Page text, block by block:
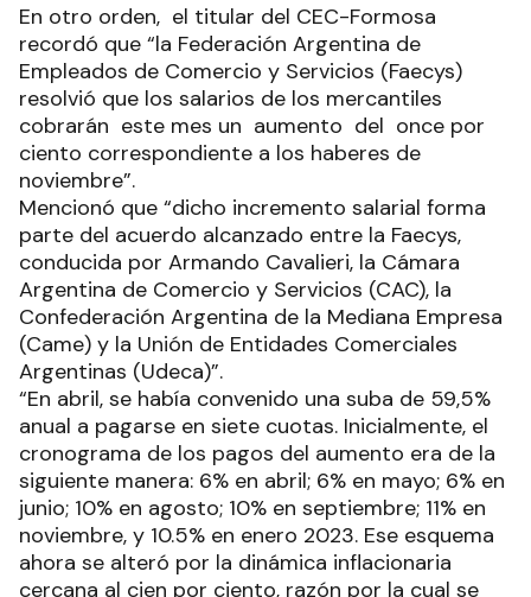
En otro orden, el titular del CEC-Formosa
recordó que “la Federación Argentina de
Empleados de Comercio y Servicios (Faecys)
resolvió que los salarios de los mercantiles
cobrarán este mes un aumento del once por
ciento correspondiente a los haberes de
noviembre”.
Mencionó que “dicho incremento salarial forma
parte del acuerdo alcanzado entre la Faecys,
conducida por Armando Cavalieri, la Cámara
Argentina de Comercio y Servicios (CAC), la
Confederación Argentina de la Mediana Empresa
(Came) y la Unión de Entidades Comerciales
Argentinas (Udeca)”.
“En abril, se había convenido una suba de 59,5%
anual a pagarse en siete cuotas. Inicialmente, el
cronograma de los pagos del aumento era de la
siguiente manera: 6% en abril; 6% en mayo; 6% en
junio; 10% en agosto; 10% en septiembre; 11% en
noviembre, y 10.5% en enero 2023. Ese esquema
ahora se alteró por la dinámica inflacionaria
cercana al cien por ciento, razón por la cual se